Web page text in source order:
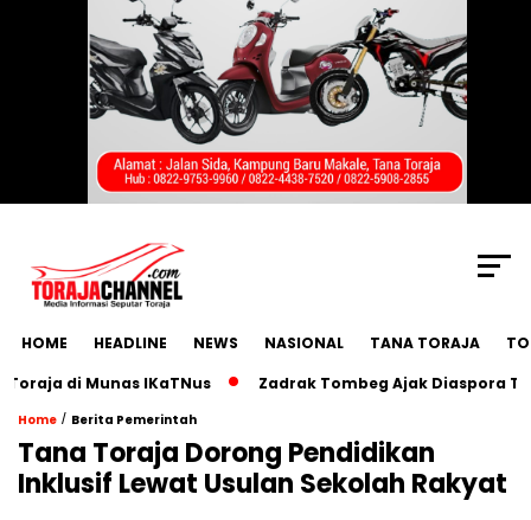
HOME HEADLINE NEWS NASIONAL TANA TORAJA
di Munas IKaTNus
Zadrak Tombeg Ajak Diaspora Toraja
Home / Berita Pemerintah
Tana Toraja Dorong Pendidikan
Inklusif Lewat Usulan Sekolah Rakyat